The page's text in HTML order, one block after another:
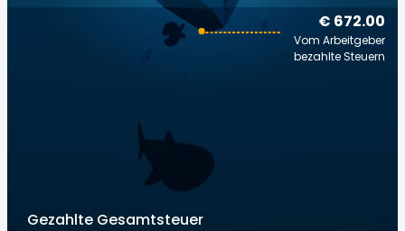
€ 672.00
Vom Arbeitgeber
bezahlte Steuern
Gezahlte Gesamtsteuer